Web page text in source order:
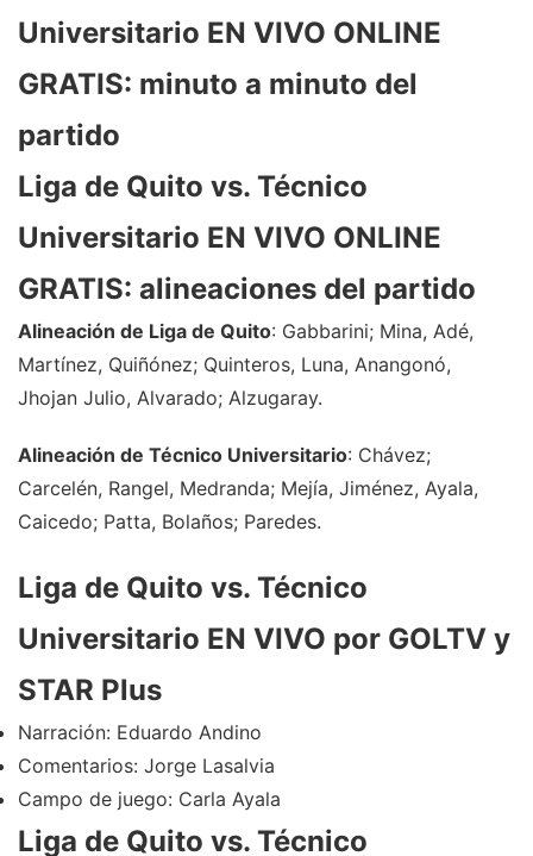
Universitario EN VIVO ONLINE
GRATIS: minuto a minuto del
partido
Liga de Quito vs. Técnico
Universitario EN VIVO ONLINE
GRATIS: alineaciones del partido
Alineación de Liga de Quito: Gabbarini; Mina, Adé,
Martínez, Quiñónez; Quinteros, Luna, Anangonó,
Jhojan Julio, Alvarado; Alzugaray.
Alineación de Técnico Universitario: Chávez;
Carcelén, Rangel, Medranda; Mejía, Jiménez, Ayala,
Caicedo; Patta, Bolaños; Paredes.
Liga de Quito vs. Técnico
Universitario EN VIVO por GOLTV y
STAR Plus
Narración: Eduardo Andino
Comentarios: Jorge Lasalvia
Campo de juego: Carla Ayala
Liga de Quito vs. Técnico